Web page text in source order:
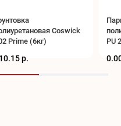
Coswick
Prime (6кг)
р.
PU